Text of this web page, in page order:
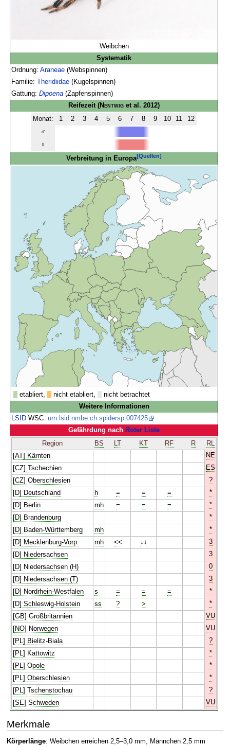
Weibchen
Systematik
Ordnung:Araneae (Webspinnen)
Familie:Theridiidae (Kugelspinnen)
Gattung:Dipoena (Zapfenspinnen)
Reifezeit(Nentwig et al. 2012)
Monat:
1 2 3 4 5 6 7 8 9 10 11
12
♂
♀
Verbreitung in Europa[Quellen]
etabliert, nicht etabliert,
nicht betrachtet
Weitere Informationen
LSID WSC:urn:lsid:nmbe.ch:spidersp:007425
Gefährdung nach Roter Liste
Region
BS LT KT RF R
RL
[AT] Kärnten
NE
[CZ] Tschechien
ES
[CZ] Oberschlesien
?
[D] Deutschland
h = = =
*
[D] Berlin
mh = = =
*
[D] Brandenburg
*
[D] Baden-Württemberg
mh
*
[D] Mecklenburg-Vorp.
mh << ↓↓
3
[D] Niedersachsen
3
[D] Niedersachsen (H)
0
[D] Niedersachsen (T)
3
[D] Nordrhein-Westfalen
s = = =
*
[D] Schleswig-Holstein
ss ? >
*
[GB] Großbritannien
VU
[NO] Norwegen
VU
[PL] Bielitz-Biala
?
[PL] Kattowitz
*
[PL] Opole
*
[PL] Oberschlesien
*
[PL] Tschenstochau
?
[SE] Schweden
VU
Merkmale
Körperlänge: Weibchen erreichen 2,5–3,0 mm, Männchen 2,5 mm